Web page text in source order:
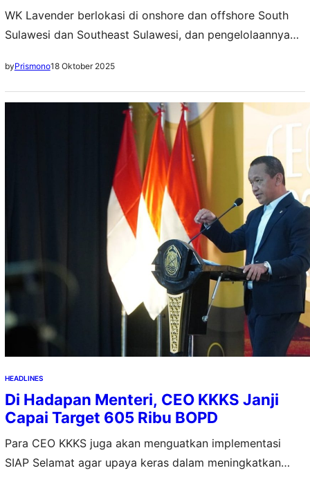
WK Lavender berlokasi di onshore dan offshore South
Sulawesi dan Southeast Sulawesi, dan pengelolaannya
byPrismono18 Oktober 2025
HEADLINES
Di Hadapan Menteri, CEO KKKS Janji
Capai Target 605 Ribu BOPD
Para CEO KKKS juga akan menguatkan implementasi
SIAP Selamat agar upaya keras dalam meningkatkan